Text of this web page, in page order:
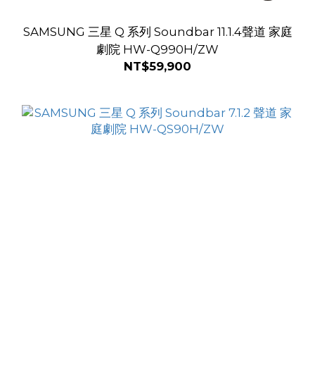
SAMSUNG 三星 Q 系列 Soundbar 11.1.4聲道 家庭
劇院 HW-Q990H/ZW
NT$59,900